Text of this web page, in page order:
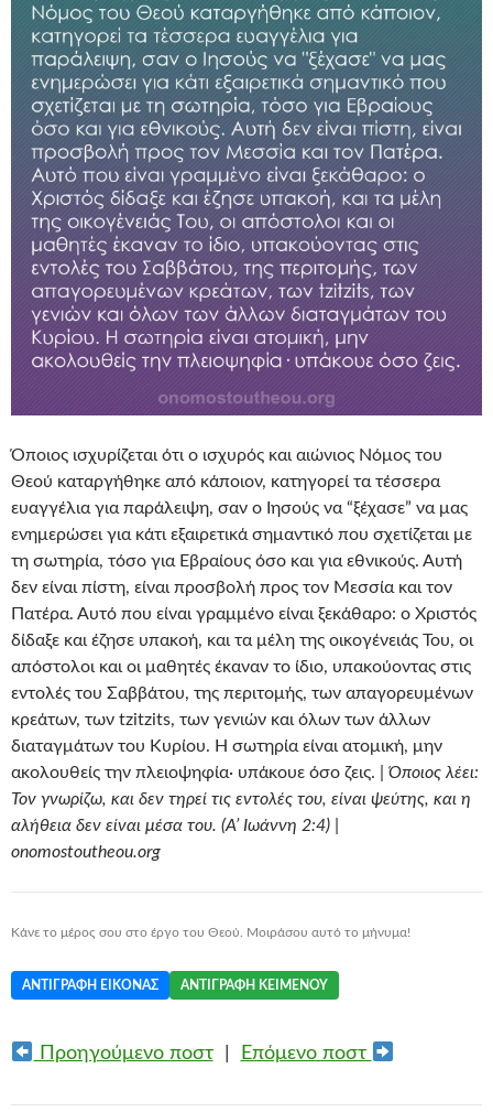
Όποιος ισχυρίζεται ότι ο ισχυρός και αιώνιος Νόμος του
Θεού καταργήθηκε από κάποιον, κατηγορεί τα τέσσερα
ευαγγέλια για παράλειψη, σαν ο Ιησούς να “ξέχασε” να μας
ενημερώσει για κάτι εξαιρετικά σημαντικό που σχετίζεται με
τη σωτηρία, τόσο για Εβραίους όσο και για εθνικούς. Αυτή
δεν είναι πίστη, είναι προσβολή προς τον Μεσσία και τον
Πατέρα. Αυτό που είναι γραμμένο είναι ξεκάθαρο: ο Χριστός
δίδαξε και έζησε υπακοή, και τα μέλη της οικογένειάς Του, οι
απόστολοι και οι μαθητές έκαναν το ίδιο, υπακούοντας στις
εντολές του Σαββάτου, της περιτομής, των απαγορευμένων
κρεάτων, των tzitzits, των γενιών και όλων των άλλων
διαταγμάτων του Κυρίου. Η σωτηρία είναι ατομική, μην
ακολουθείς την πλειοψηφία· υπάκουε όσο ζεις. | Όποιος λέει:
Τον γνωρίζω, και δεν τηρεί τις εντολές του, είναι ψεύτης, και η
αλήθεια δεν είναι μέσα του. (Α’ Ιωάννη 2:4) |
onomostoutheou.org
Κάνε το μέρος σου στο έργο του Θεού. Μοιράσου αυτό το μήνυμα!
ΑΝΤΙΓΡΑΦΉ ΕΙΚΌΝΑΣ ΑΝΤΙΓΡΑΦΉ ΚΕΙΜΈΝΟΥ
Προηγούμενο ποστ| Επόμενο ποστ